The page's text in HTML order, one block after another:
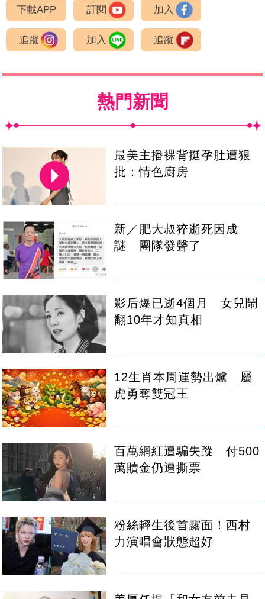
下載APP 訂閱 加入
追蹤 加入 追蹤
熱門新聞
最美主播裸背挺孕肚遭狠
批：情色廚房
新／肥大叔猝逝死因成
謎 團隊發聲了
影后爆已逝4個月 女兒鬧
翻10年才知真相
12生肖本周運勢出爐 屬
虎勇奪雙冠王
百萬網紅遭騙失蹤 付500
萬贖金仍遭撕票
粉絲輕生後首露面！西村
力演唱會狀態超好